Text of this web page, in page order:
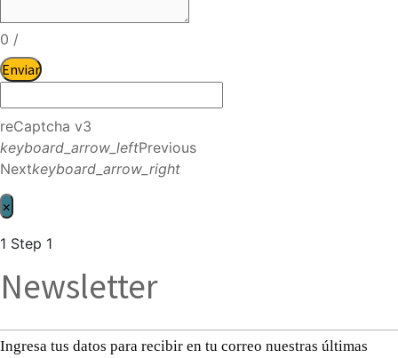
0 /
Enviar
reCaptcha v3
keyboard_arrow_leftPrevious
Nextkeyboard_arrow_right
×
1 Step 1
Newsletter
Ingresa tus datos para recibir en tu correo nuestras últimas